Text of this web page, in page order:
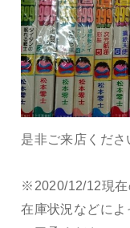
是非ご来店くださ
※2020/12/12現在
在庫状況などに